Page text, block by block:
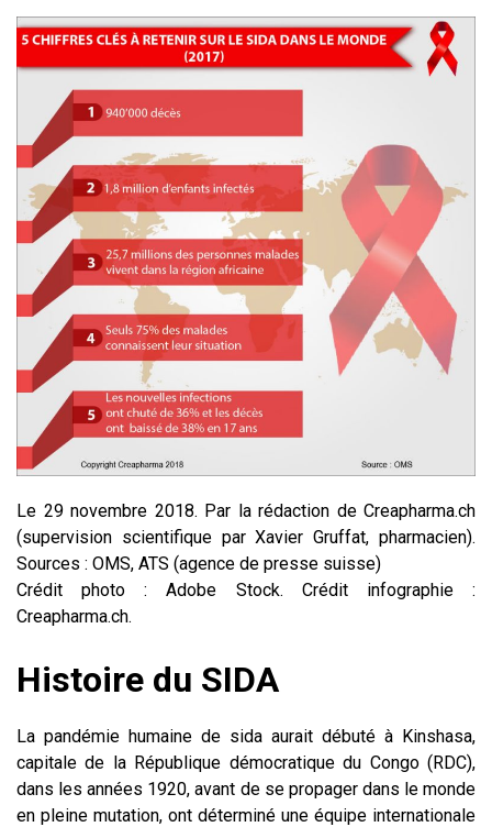
Le 29 novembre 2018. Par la rédaction de Creapharma.ch
(supervision scientifique par Xavier Gruffat, pharmacien).
Sources : OMS, ATS (agence de presse suisse)
Crédit photo : Adobe Stock. Crédit infographie :
Creapharma.ch.
Histoire du SIDA
La pandémie humaine de sida aurait débuté à Kinshasa,
capitale de la République démocratique du Congo (RDC),
dans les années 1920, avant de se propager dans le monde
en pleine mutation, ont déterminé une équipe internationale